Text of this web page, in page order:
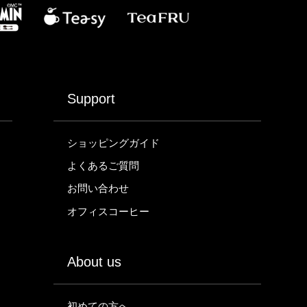
Support
ショッピングガイド
よくあるご質問
お問い合わせ
オフィスコーヒー
About us